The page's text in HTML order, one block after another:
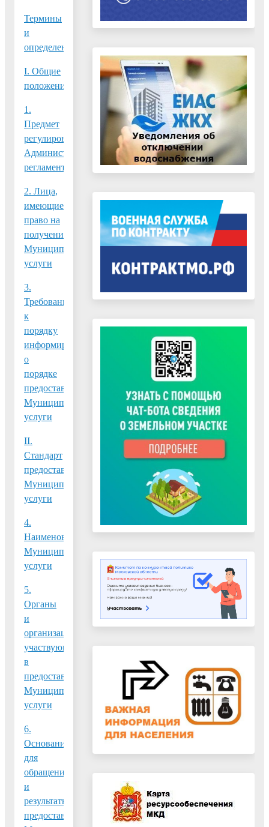
Термины
и
определения
I. Общие
положения
1.
Предмет
регулирования
Административного
регламента
2. Лица,
имеющие
право на
получение
Муниципальной
услуги
3.
Требования
к
порядку
информирования
о
порядке
предоставления
Муниципальной
услуги
II.
Стандарт
предоставления
Муниципальной
услуги
4.
Наименование
Муниципальной
услуги
5.
Органы
и
организации,
участвующие
в
предоставлении
Муниципальной
услуги
6.
Основания
для
обращения
и
результаты
предоставления